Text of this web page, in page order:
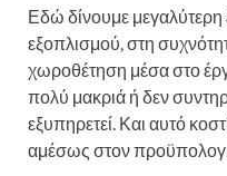
Εδώ δίνουμε
εξοπλισμού, στη
χωροθέτηση μέσα στο
πολύ μακριά ή δεν
εξυπηρετεί. Και αυτό
αμέσως στον